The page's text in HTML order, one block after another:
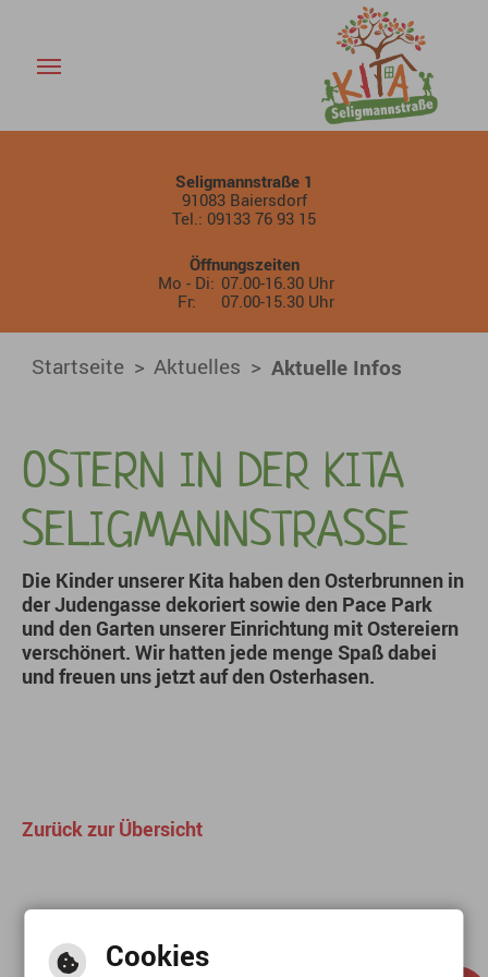
Aktuelle Infos - KiTa
Seligmannstraße 1
91083 Baiersdorf
Tel.: 09133 76 93 15
Öffnungszeiten
Mo - Di: 07.00-16.30 Uhr
Fr:
07.00-15.30 Uhr
Startseite Aktuelles Aktuelle Infos
OSTERN IN DER KITA
SELIGMANNSTRASSE
Die Kinder unserer Kita haben den Osterbrunnen in
der Judengasse dekoriert sowie den Pace Park
und den Garten unserer Einrichtung mit Ostereiern
verschönert. Wir hatten jede menge Spaß dabei
und freuen uns jetzt auf den Osterhasen.
Zurück zur Übersicht
Cookies